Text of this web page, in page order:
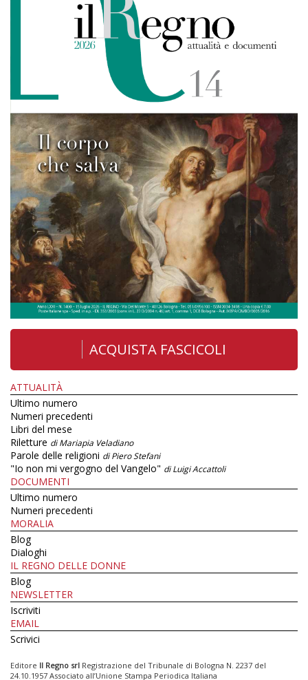
ACQUISTA FASCICOLI
ATTUALITÀ
Ultimo numero
Numeri precedenti
Libri del mese
Riletture di Mariapia Veladiano
Parole delle religioni di Piero Stefani
"Io non mi vergogno del Vangelo" di Luigi Accattoli
DOCUMENTI
Ultimo numero
Numeri precedenti
MORALIA
Blog
Dialoghi
IL REGNO DELLE DONNE
Blog
NEWSLETTER
Iscriviti
EMAIL
Scrivici
Editore Il Regno srl Registrazione del Tribunale di Bologna N. 2237 del
24.10.1957 Associato all’Unione Stampa Periodica Italiana